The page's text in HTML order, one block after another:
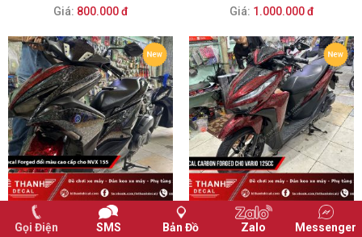
Giá: 800.000 đ Giá: 1.000.000 đ
DÁN DECAL CARBON
DÁN DECAL CARBON
Gọi Điện SMS Bản Đồ Zalo Messenger